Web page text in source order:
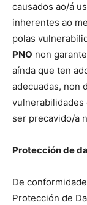
causados ao/á
inherentes ao
polas
PNO non
aínda que ten
adecuadas, non
vulnerabilidades
ser precavido/a
Protección de
De
Protección de